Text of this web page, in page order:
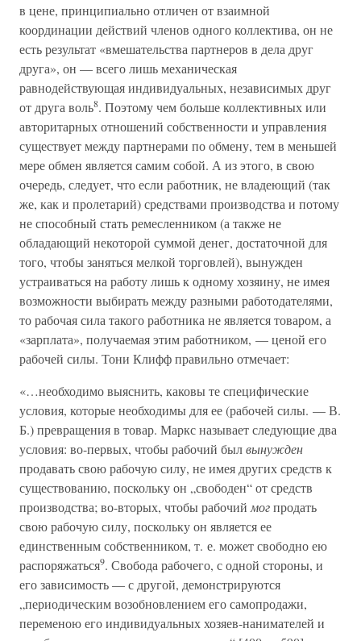
в цене, принципиально отличен от взаимной
координации действий членов одного коллектива, он не
есть результат «вмешательства партнеров в дела друг
друга», он — всего лишь механическая
равнодействующая индивидуальных, независимых друг
от друга воль8. Поэтому чем больше коллективных или
авторитарных отношений собственности и управления
существует между партнерами по обмену, тем в меньшей
мере обмен является самим собой. А из этого, в свою
очередь, следует, что если работник, не владеющий (так
же, как и пролетарий) средствами производства и потому
не способный стать ремесленником (а также не
обладающий некоторой суммой денег, достаточной для
того, чтобы заняться мелкой торговлей), вынужден
устраиваться на работу лишь к одному хозяину, не имея
возможности выбирать между разными работодателями,
то рабочая сила такого работника не является товаром, а
«зарплата», получаемая этим работником, — ценой его
рабочей силы. Тони Клифф правильно отмечает:
«…необходимо выяснить, каковы те специфические
условия, которые необходимы для ее (рабочей силы. — В.
Б.) превращения в товар. Маркс называет следующие два
условия: во-первых, чтобы рабочий былвынужден
продавать свою рабочую силу, не имея других средств к
существованию, поскольку он „свободен“ от средств
производства; во-вторых, чтобы рабочий могпродать
свою рабочую силу, поскольку он является ее
единственным собственником, т. е. может свободно ею
распоряжаться9. Свобода рабочего, с одной стороны, и
его зависимость — с другой, демонстрируются
„периодическим возобновлением его самопродажи,
переменою его индивидуальных хозяев-нанимателей и